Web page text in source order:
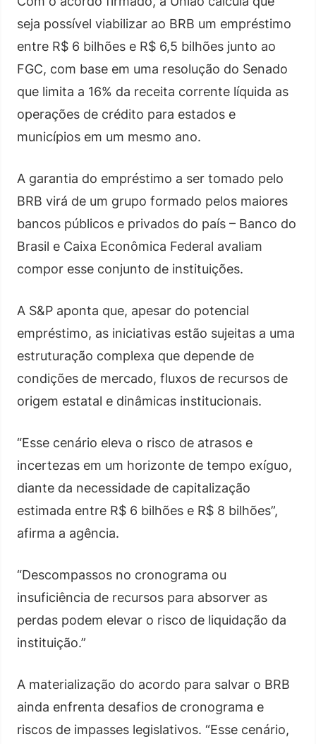
seja possível viabilizar ao BRB um empréstimo
entre R$ 6 bilhões e R$ 6,5 bilhões junto ao
FGC, com base em uma resolução do Senado
que limita a 16% da receita corrente líquida as
operações de crédito para estados e
municípios em um mesmo ano.
A garantia do empréstimo a ser tomado pelo
BRB virá de um grupo formado pelos maiores
bancos públicos e privados do país – Banco do
Brasil e Caixa Econômica Federal avaliam
compor esse conjunto de instituições.
A S&P aponta que, apesar do potencial
empréstimo, as iniciativas estão sujeitas a uma
estruturação complexa que depende de
condições de mercado, fluxos de recursos de
origem estatal e dinâmicas institucionais.
“Esse cenário eleva o risco de atrasos e
incertezas em um horizonte de tempo exíguo,
diante da necessidade de capitalização
estimada entre R$ 6 bilhões e R$ 8 bilhões”,
afirma a agência.
“Descompassos no cronograma ou
insuficiência de recursos para absorver as
perdas podem elevar o risco de liquidação da
instituição.”
A materialização do acordo para salvar o BRB
ainda enfrenta desafios de cronograma e
riscos de impasses legislativos. “Esse cenário,